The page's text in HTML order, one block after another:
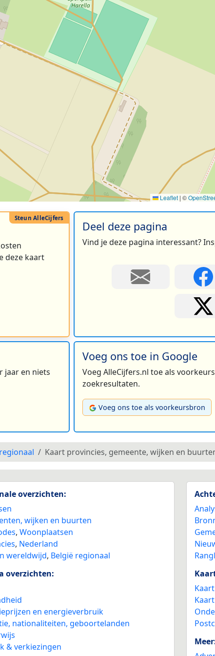
Leaflet | ©
deze kaart
Deel deze pagina
Vind je deze pagina interessant?
jaar en niets
Voeg ons toe in Google
Voeg AlleCijfers.nl toe als
zoekresultaten.
Voeg ons toe als voorkeursbron
Kaart provincies, gemeente, wijken en
overzichten:
wijken en buurten
,Woonplaatsen
, Nederland
wereldwijd, België regionaal
overzichten:
en energieverbruik
nationaliteiten, geboortelanden
& verkiezingen